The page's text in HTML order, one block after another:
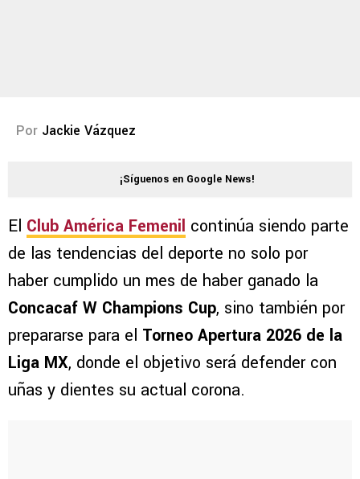
Por Jackie Vázquez
¡Síguenos en Google News!
El Club América Femenil continúa siendo parte
de las tendencias del deporte no solo por
haber cumplido un mes de haber ganado la
Concacaf W Champions Cup, sino también por
prepararse para el Torneo Apertura 2026 de la
Liga MX, donde el objetivo será defender con
uñas y dientes su actual corona.